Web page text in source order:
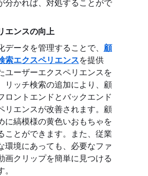
分かれば、対処することがで
エンスの向上
データを管理することで、 顧
索エクスペリエンスを提供
ユーザーエクスペリエンスを
リッチ検索の追加により、顧
ロントエンドとバックエンド
リエンスが改善されます。顧
に縞模様の黄色いおもちゃを
ことができます。また、従業
環境にあっても、必要なファ
画クリップを簡単に見つける